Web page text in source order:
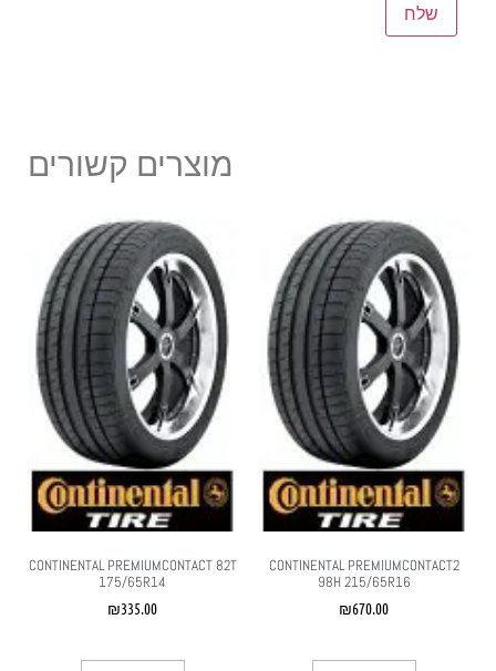
מוצרים קשורים
CONTINENTAL PREMIUMCONTACT2
98H 215/65R16
₪670.00
CONTINENTAL PREMIUMCONTACT 82T
175/65R14
₪335.00